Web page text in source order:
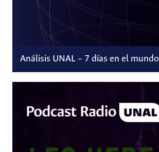
Análisis UNAL – 7 días en el mundo